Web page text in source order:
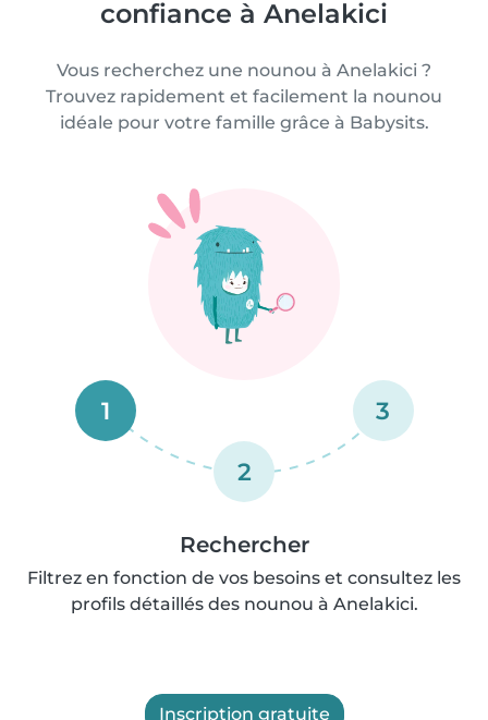
confiance à Anelakici
Vous recherchez une nounou à Anelakici ?
Trouvez rapidement et facilement la nounou
idéale pour votre famille grâce à Babysits.
1
2
3
Rechercher
Filtrez en fonction de vos besoins et consultez les
profils détaillés des nounou à Anelakici.
Inscription gratuite